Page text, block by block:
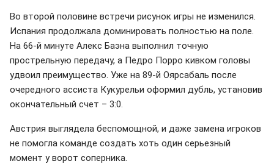
Во второй половине встречи рисунок игры не изменился.
Испания продолжала доминировать полностью на поле.
На 66-й минуте Алекс Баэна выполнил точную
прострельную передачу, а Педро Порро кивком головы
удвоил преимущество. Уже на 89-й Оярсабаль после
очередного ассиста Кукурельи оформил дубль, установив
окончательный счет – 3:0.
Австрия выглядела беспомощной, и даже замена игроков
не помогла команде создать хоть один серьезный
момент у ворот соперника.